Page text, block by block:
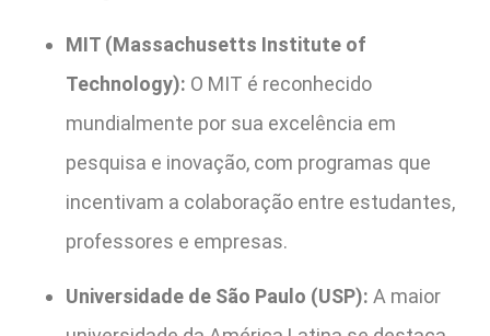
MIT (Massachusetts Institute of
Technology): O MIT é reconhecido
mundialmente por sua excelência em
pesquisa e inovação, com programas que
incentivam a colaboração entre estudantes,
professores e empresas.
Universidade de São Paulo (USP): A maior